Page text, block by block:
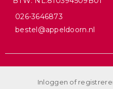
026-3646873
bestel@appeldoorn.nl
Inloggen of